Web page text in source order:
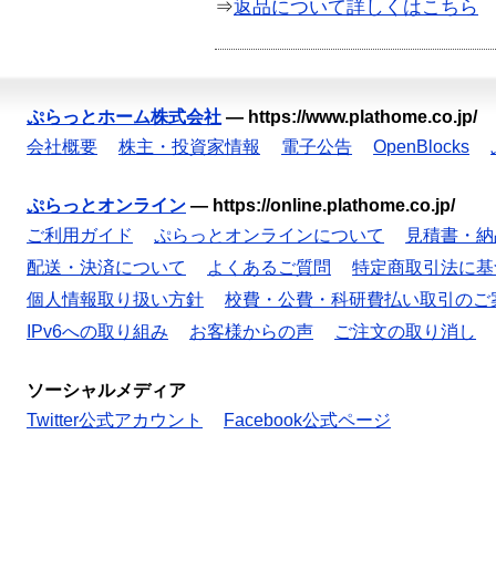
⇒返品について詳しくはこちら
ぷらっとホーム株式会社 — https://www.plathome.co.jp/
会社概要
株主・投資家情報 電子公告 OpenBlocks
ぷらっとオンライン — https://online.plathome.co.jp/
ご利用ガイド
ぷらっとオンラインについて
見積書・
配送・決済について
よくあるご質問
特定商取引法に
個人情報取り扱い方針
校費・公費・科研費払い取引のご
IPv6への取り組み
お客様からの声 ご注文の取り消し
ソーシャルメディア
Twitter公式アカウント
Facebook公式ページ